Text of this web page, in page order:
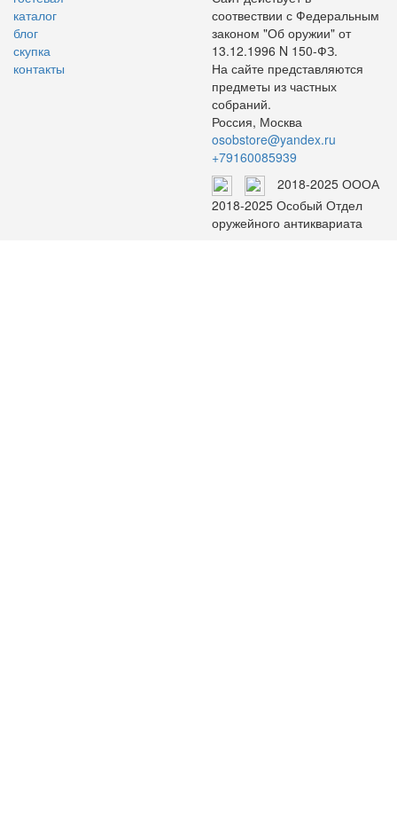
каталог
блог
скупка
контакты
соотвествии с Федеральным
законом "Об оружии" от
13.12.1996 N 150-ФЗ.
На сайте представляются
предметы из частных
собраний.
Россия, Москва
osobstore@yandex.ru
+79160085939
2018-2025 ОООА
2018-2025 Особый Отдел
оружейного антиквариата